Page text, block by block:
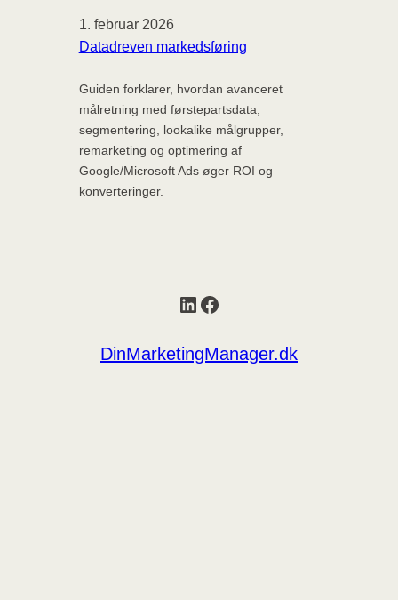
1. februar 2026
Datadreven markedsføring
Guiden forklarer, hvordan avanceret
målretning med førstepartsdata,
segmentering, lookalike målgrupper,
remarketing og optimering af
Google/Microsoft Ads øger ROI og
konverteringer.
LinkedIn
Facebook
DinMarketingManager.dk